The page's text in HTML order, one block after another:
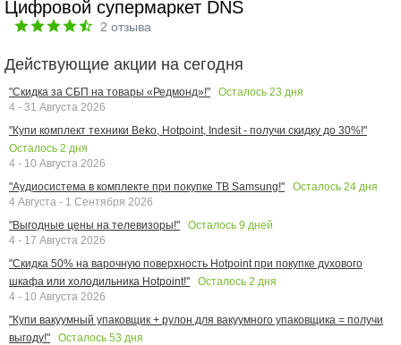
Цифровой супермаркет DNS
2 отзыва
Действующие акции на сегодня
"Скидка за СБП на товары «Редмонд»!" Осталось 23 дня
4 - 31 Августа 2026
"Купи комплект техники Beko, Hotpoint, Indesit - получи скидку до 30%!"
Осталось 2 дня
4 - 10 Августа 2026
"Аудиосистема в комплекте при покупке ТВ Samsung!"
Осталось 24 дня
4 Августа - 1 Сентября 2026
"Выгодные цены на телевизоры!"
Осталось 9 дней
4 - 17 Августа 2026
"Скидка 50% на варочную поверхность Hotpoint при покупке духового
шкафа или холодильника Hotpoint!"
Осталось 2 дня
4 - 10 Августа 2026
"Купи вакуумный упаковщик + рулон для вакуумного упаковщика = получи
выгоду!"
Осталось 53 дня